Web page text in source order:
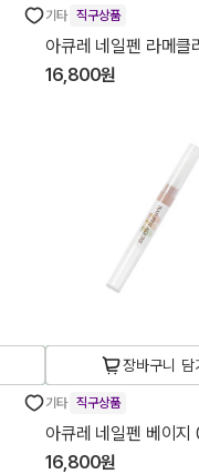
기타 직구상품
아큐레 네일펜 라메클
16,800원
장바구니 담
기타 직구상품
아큐레 네일펜 베이
16,800원